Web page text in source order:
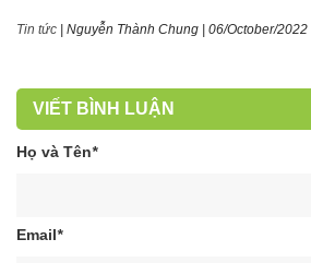
Tin tức Nguyễn Thành Chung 06/October/2022
VIẾT BÌNH LUẬN
Họ và Tên*
Email*